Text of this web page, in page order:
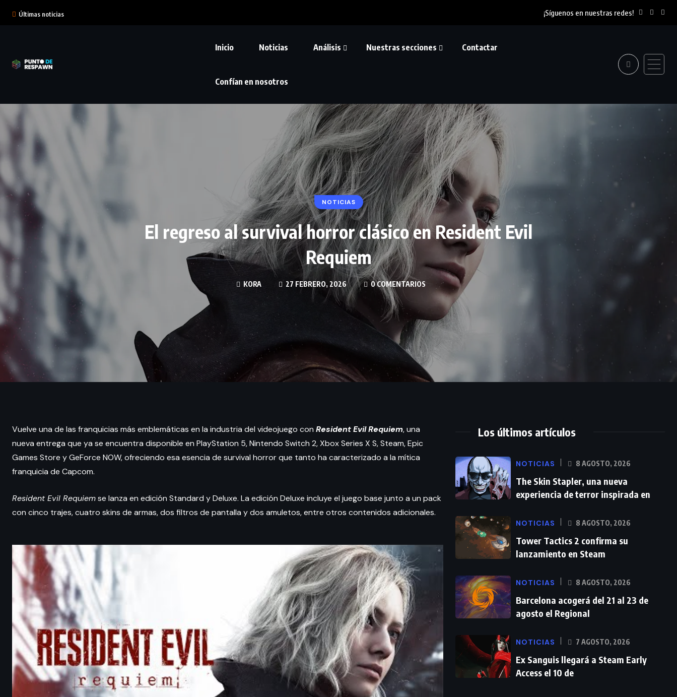
Últimas noticias ¡Síguenos en nuestras redes!
Inicio Noticias Análisis Nuestras secciones Contactar
Confían en nosotros
NOTICIAS
El regreso al survival horror clásico en Resident Evil
Requiem
KORA 27 FEBRERO, 2026 0 COMENTARIOS
Vuelve una de las franquicias más emblemáticas en la industria del videojuego con Resident Evil Requiem, una
nueva entrega que ya se encuentra disponible en PlayStation 5, Nintendo Switch 2, Xbox Series X S, Steam, Epic
Games Store y GeForce NOW, ofreciendo esa esencia de survival horror que tanto ha caracterizado a la mítica
franquicia de Capcom.
Resident Evil Requiemse lanza en edición Standard y Deluxe. La edición Deluxe incluye el juego base junto a un pack
con cinco trajes, cuatro skins de armas, dos filtros de pantalla y dos amuletos, entre otros contenidos adicionales.
Los últimos artículos
NOTICIAS 8 AGOSTO, 2026
The Skin Stapler, una nueva
experiencia de terror inspirada en
NOTICIAS 8 AGOSTO, 2026
Tower Tactics 2 confirma su
lanzamiento en Steam
NOTICIAS 8 AGOSTO, 2026
Barcelona acogerá del 21 al 23 de
agosto el Regional
NOTICIAS 7 AGOSTO, 2026
Ex Sanguis llegará a Steam Early
Access el 10 de